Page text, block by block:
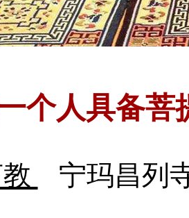
个人具备菩
宁玛昌列